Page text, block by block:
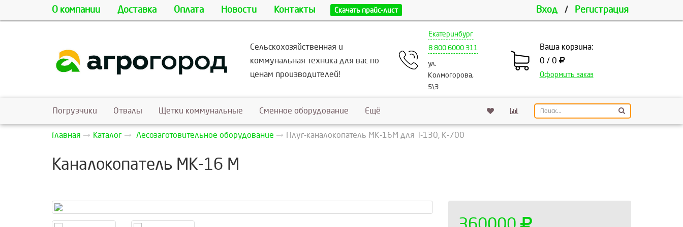
О компании Доставка Оплата Новости Контакты Скачать прайс-лист Вход / Регистрация
Сельскохозяйственная и
коммунальная техника для вас по
ценам производителей!
Екатеринбург
8 800 6000 311
ул.
Колмогорова,
5\3
Ваша корзина:
0 / 0
Оформить заказ
Погрузчики Отвалы Щетки коммунальные Сменное оборудование Ещё
Главная Каталог Лесозаготовительное оборудование Плуг-каналокопатель МК-16М для Т-130, К-700
Каналокопатель МК-16 М